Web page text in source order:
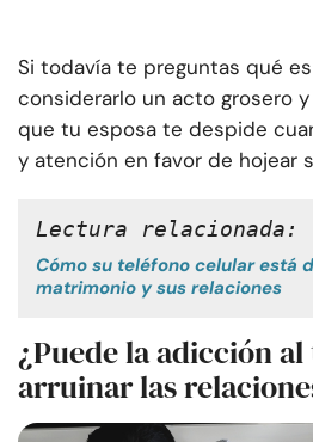
Si todavía te preguntas qué
considerarlo un acto grosero
que tu esposa te despide
y atención en favor de hojear
Lectura relacionada:
Cómo su teléfono celular está
matrimonio y sus relaciones
¿Puede la adicción
arruinar las